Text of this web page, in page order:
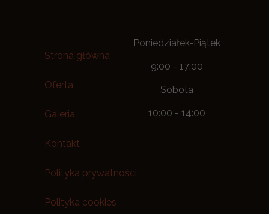
Strona główna
Oferta
Galeria
Kontakt
Polityka prywatności
Polityka cookies
Poniedziałek-Piątek
9:00 - 17:00
Sobota
10:00 - 14:00